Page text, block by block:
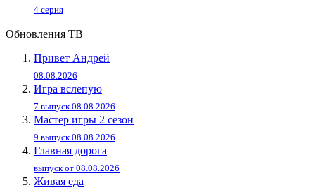
4 серия
Обновления ТВ
Привет Андpей
08.08.2026
Игра вслепую
7 выпуск 08.08.2026
Мастер игры 2 сезон
9 выпуск 08.08.2026
Главная дорога
выпуск от 08.08.2026
Живaя eдa